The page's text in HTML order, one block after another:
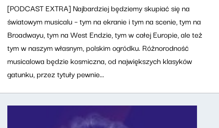
[PODCAST EXTRA] Najbardziej będziemy skupiać się na
światowym musicalu – tym na ekranie i tym na scenie, tym na
Broadwayu, tym na West Endzie, tym w całej Europie, ale też
tym w naszym własnym, polskim ogródku. Różnorodność
musicalowa będzie kosmiczna, od największych klasyków
gatunku, przez tytuły pewnie...